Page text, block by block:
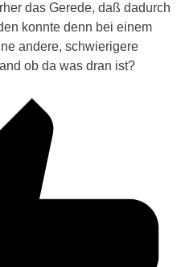
das Gerede, daß dadurch
konnte denn bei einem
andere, schwierigere
ob da was dran ist?